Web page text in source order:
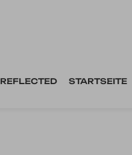
REFLECTED STARTSEITE